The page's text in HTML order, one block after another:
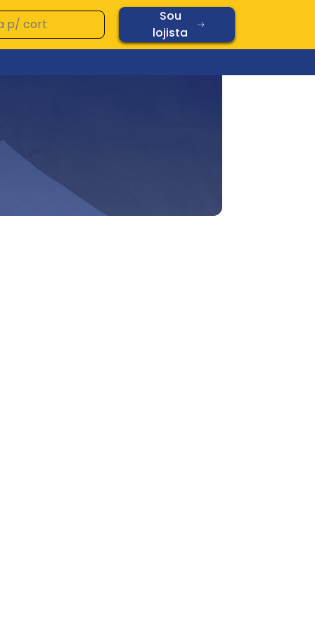
Ver todos os produtos
Oplaine
Copos
Chopp
Sou
lojista